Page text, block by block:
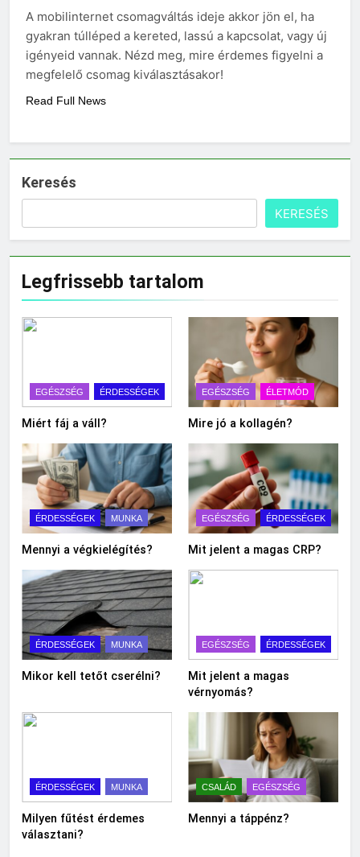
mosni?
3 Nap Ezelőtt
A mobilinternet csomagváltás ideje akkor jön el, ha
gyakran túlléped a kereted, lassú a kapcsolat, vagy új
igényeid vannak. Nézd meg, mire érdemes figyelni a
megfelelő csomag kiválasztásakor!
Read Full News
Keresés
KERESÉS
Legfrissebb tartalom
EGÉSZSÉG ÉRDESSÉGEK
Miért fáj a váll?
EGÉSZSÉG ÉLETMÓD
Mire jó a kollagén?
ÉRDESSÉGEK MUNKA
Mennyi a végkielégítés?
EGÉSZSÉG ÉRDESSÉGEK
Mit jelent a magas CRP?
ÉRDESSÉGEK MUNKA
Mikor kell tetőt cserélni?
EGÉSZSÉG ÉRDESSÉGEK
Mit jelent a magas
vérnyomás?
ÉRDESSÉGEK MUNKA
Milyen fűtést érdemes
választani?
CSALÁD EGÉSZSÉG
Mennyi a táppénz?